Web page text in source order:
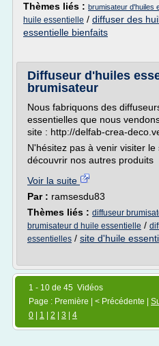
Thèmes liés : brumisateur d'huiles
huile essentielle / diffuser des
essentielle bienfaits
Diffuseur d'huiles
brumisateur
Nous fabriquons des
essentielles que nous
site : http://delfab-crea-
N'hésitez pas à venir visiter le
découvrir nos autres produits
Voir la suite
Par : ramsesdu83
Thèmes liés : diffuseur
brumisateur d huile essentielle /
essentielles / site d'huile
1 - 10 de 45 Vidéos
Page : Première | < Précédente |
0
1 2 3 4